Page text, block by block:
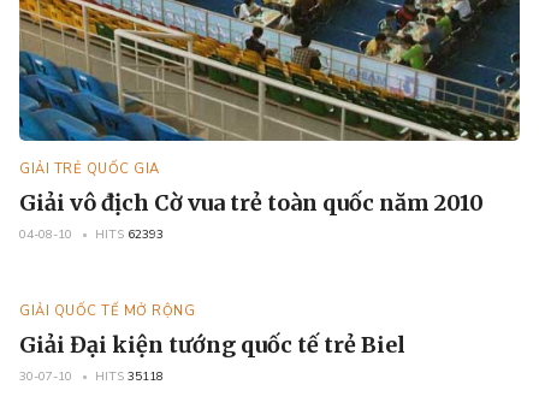
GIẢI TRẺ QUỐC GIA
Giải vô địch Cờ vua trẻ toàn quốc năm 2010
04-08-10 HITS 62393
GIẢI QUỐC TẾ MỞ RỘNG
Giải Đại kiện tướng quốc tế trẻ Biel
30-07-10 HITS 35118